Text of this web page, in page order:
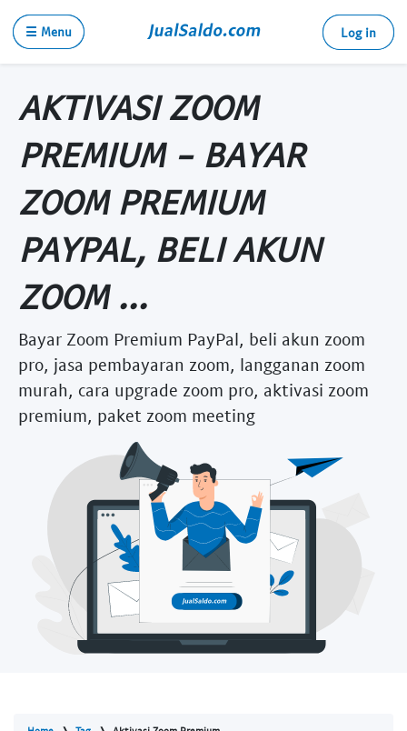
☰ Menu Log in
AKTIVASI ZOOM
PREMIUM - BAYAR
ZOOM PREMIUM
PAYPAL, BELI AKUN
ZOOM ...
Bayar Zoom Premium PayPal, beli akun zoom
pro, jasa pembayaran zoom, langganan zoom
murah, cara upgrade zoom pro, aktivasi zoom
premium, paket zoom meeting